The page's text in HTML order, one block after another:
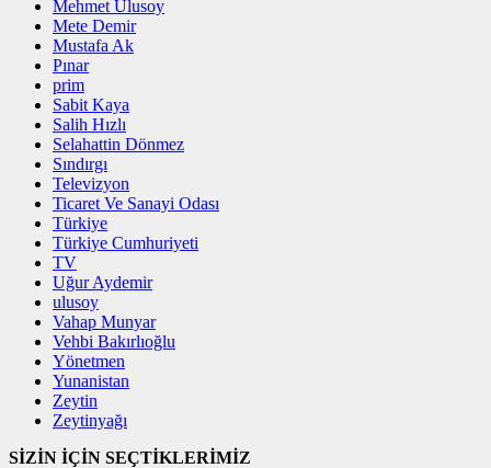
Mehmet Ulusoy
Mete Demir
Mustafa Ak
Pınar
prim
Sabit Kaya
Salih Hızlı
Selahattin Dönmez
Sındırgı
Televizyon
Ticaret Ve Sanayi Odası
Türkiye
Türkiye Cumhuriyeti
TV
Uğur Aydemir
ulusoy
Vahap Munyar
Vehbi Bakırlıoğlu
Yönetmen
Yunanistan
Zeytin
Zeytinyağı
SİZİN İÇİN SEÇTİKLERİMİZ